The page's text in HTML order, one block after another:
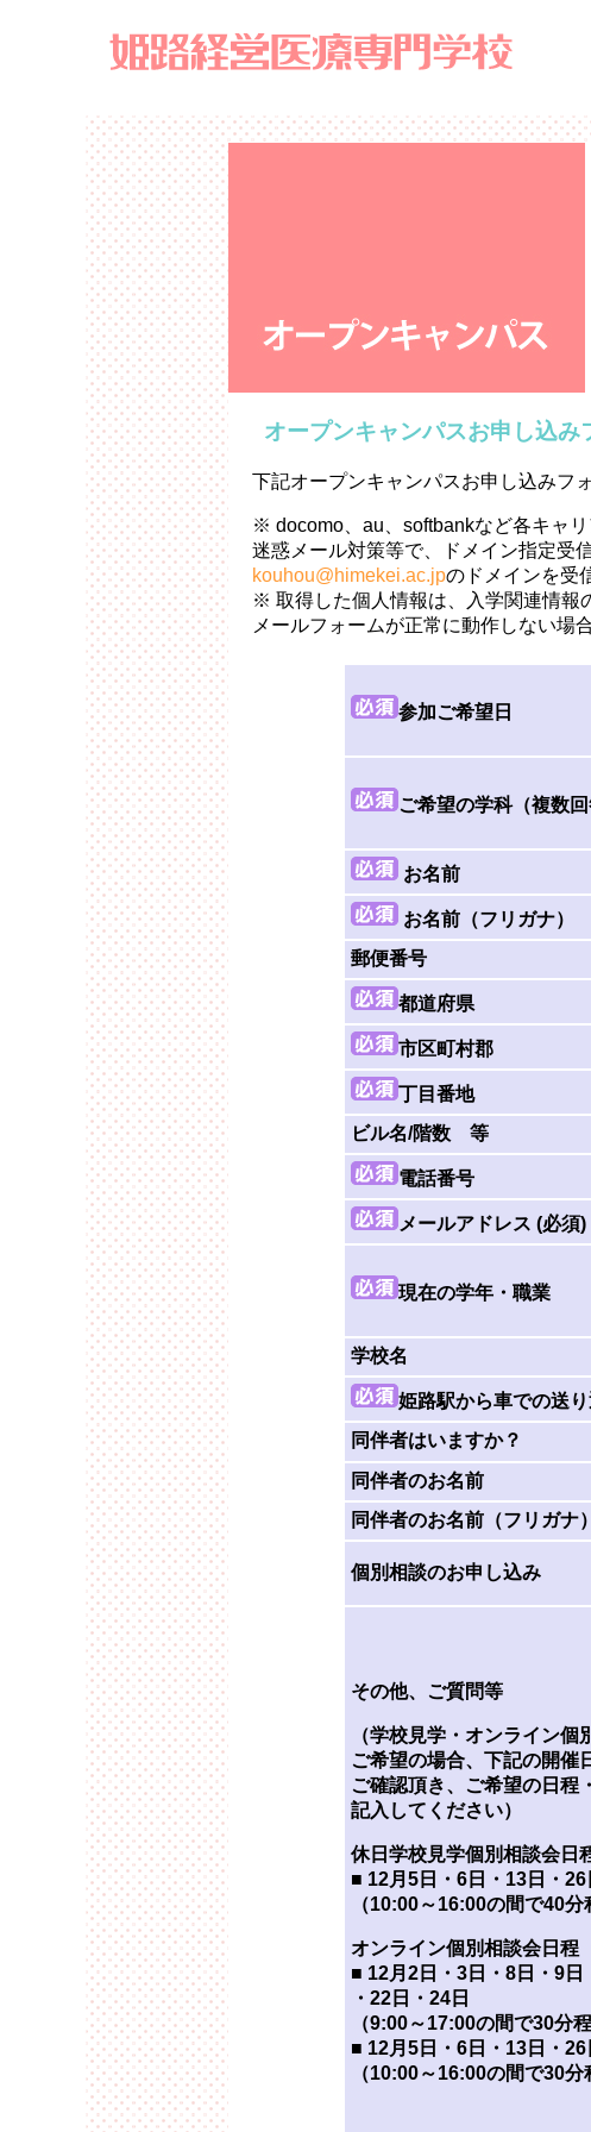
オープンキャンパスお申し込み
下記オープンキャンパスお申し込みフ
※ docomo、au、softbankなど各キャ
迷惑メール対策等で、ドメイン指定受
kouhou@himekei.ac.jpのドメインを受
※ 取得した個人情報は、入学関連情報
メールフォームが正常に動作しない場
参加ご希望日
ご希望の学科（複数回
お名前
お名前（フリガナ）
郵便番号
都道府県
市区町村郡
丁目番地
ビル名/階数 等
電話番号
メールアドレス (必須)
現在の学年・職業
学校名
姫路駅から車での送り
同伴者はいますか？
同伴者のお名前
同伴者のお名前（フリガナ）
個別相談のお申し込み
その他、ご質問等
（学校見学・オンライン個
ご希望の場合、下記の開催
ご確認頂き、ご希望の日程
記入してください）
休日学校見学個別相談会日
■ 12月5日・6日・13日・26
（10:00～16:00の間で40分
オンライン個別相談会日程
■ 12月2日・3日・8日・9日
・22日・24日
（9:00～17:00の間で30分程
■ 12月5日・6日・13日・26
（10:00～16:00の間で30分